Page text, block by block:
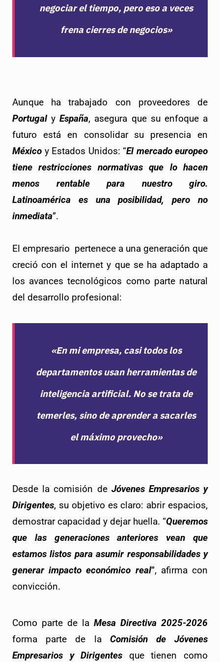
negociar el tiempo, pero eso a veces
frena cierres de negocios»
Portugal y España, asegura que su enfoque a
México y Estados Unidos: “El mercado europeo
tiene restricciones normativas que lo hacen
menos rentable para nuestro giro.
Latinoamérica es una posibilidad, pero no
inmediata”.
El empresario  pertenece a una generación que
creció con el internet y que se ha adaptado a
los avances tecnológicos como parte natural
del desarrollo profesional:
«En mi empresa, casi todos los
departamentos usan herramientas de
inteligencia artificial. No se trata de
temerles, sino de aprender a sacarles
el máximo provecho»
Desde la comisión de Jóvenes Empresarios y
Dirigentes, su objetivo es claro: abrir espacios,
demostrar capacidad y dejar huella. “Queremos
que las generaciones anteriores vean que
estamos listos para asumir responsabilidades y
generar impacto económico real”, afirma con
convicción.
Como parte de la Mesa Directiva 2025-2026
forma parte de la Comisión de Jóvenes
Empresarios y Dirigentes que tienen como